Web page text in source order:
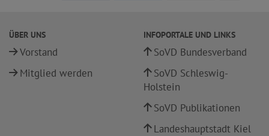
ÜBER UNS
Vorstand
Mitglied werden
INFOPORTALE UND LINKS
SoVD Bundesverband
SoVD Schleswig-
Holstein
SoVD Publikationen
Landeshauptstadt Kiel